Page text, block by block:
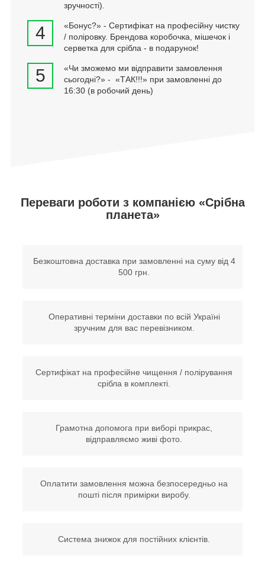
зручності).
4
«Бонус?» - Сертифікат на професійну чистку
/ поліровку. Брендова коробочка, мішечок і
серветка для срібла - в подарунок!
5
«Чи зможемо ми відправити замовлення
сьогодні?» - «ТАК!!!» при замовленні до
16:30 (в робочий день)
Переваги роботи з компанією «Срібна
планета»
Безкоштовна доставка при замовленні на суму від 4
500 грн.
Оперативні терміни доставки по всій Україні
зручним для вас перевізником.
Сертифікат на професійне чищення / полірування
срібла в комплекті.
Грамотна допомога при виборі прикрас,
відправляємо живі фото.
Оплатити замовлення можна безпосередньо на
пошті після примірки виробу.
Система знижок для постійних клієнтів.